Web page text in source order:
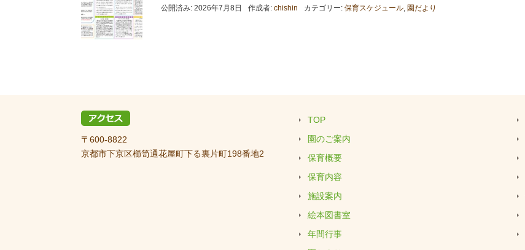
公開済み: 2026年7月8日 作成者: chishin カテゴリー: 保育スケジュール 園だより
〒600-8822
京都市下京区櫛笥通花屋町下る裏片町198番地2
TOP
園のご案内
保育概要
保育内容
施設案内
絵本図書室
年間行事